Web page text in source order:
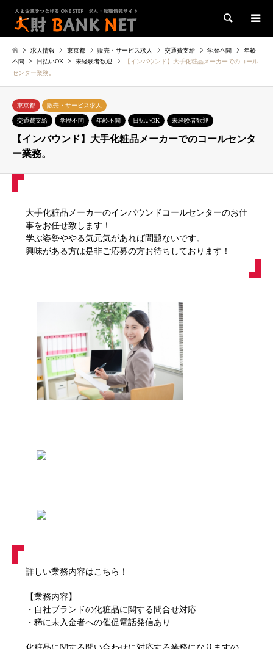
検索
求人情報 東京都 販売・サービス求人 交通費支給 学歴不問
年齢
不問
日払いOK 未経験者歓迎
【インバウンド】大手化粧品メーカーでのコール
センター業務。
東京都 販売・サービス求人
交通費支給 学歴不問 年齢不問 日払いOK 未経験者歓迎
【インバウンド】大手化粧品メーカーでのコールセンタ
ー業務。
大手化粧品メーカーのインバウンドコールセンターのお仕
事をお任せ致します！
学ぶ姿勢ややる気元気があれば問題ないです。
興味がある方は是非ご応募の方お待ちしております！
詳しい業務内容はこちら！
【業務内容】
・自社ブランドの化粧品に関する問合せ対応
・稀に未入金者への催促電話発信あり